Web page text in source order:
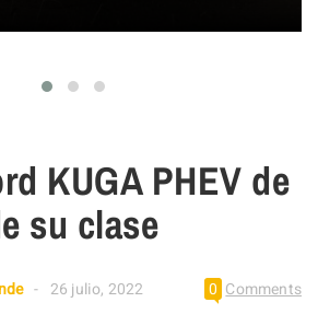
KUGA PHEV de
su clase
26 julio, 2022 0 Comments